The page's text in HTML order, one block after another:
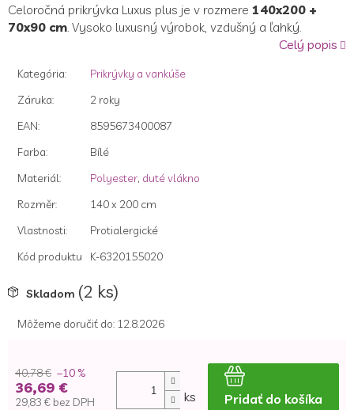
produktu
je
hviezdičiek.
Celoročná prikrývka Luxus plus je v rozmere 140x200 +
70x90 cm . Vysoko luxusný výrobok, vzdušný a ľahký.
Celý popis
Kategória:
Prikrývky a vankúše
Záruka:
2 roky
EAN:
8595673400087
Farba:
Bílé
Materiál: Polyester, duté vlákno
Rozměr:
140 x 200 cm
Vlastnosti:
Protialergické
Kód produktu
K-6320155020
Skladom (2 ks)
Môžeme doručiť do: 12.8.2026
40,78 € –10 %
36,69 €
29,83 € bez DPH ks Pridať do košíka